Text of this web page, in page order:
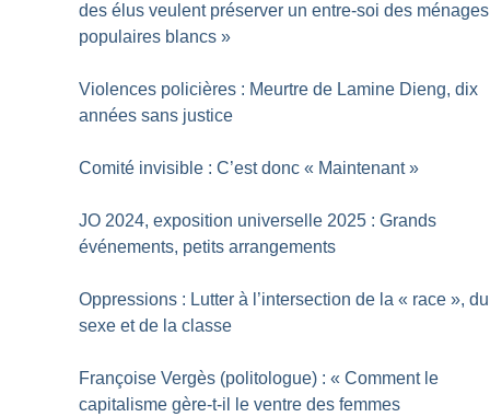
des élus veulent préserver un entre-soi des ménages
populaires blancs »
Violences policières : Meurtre de Lamine Dieng, dix
années sans justice
Comité invisible : C’est donc « Maintenant »
JO 2024, exposition universelle 2025 : Grands
événements, petits arrangements
Oppressions : Lutter à l’intersection de la « race », du
sexe et de la classe
Françoise Vergès (politologue) : « Comment le
capitalisme gère-t-il le ventre des femmes